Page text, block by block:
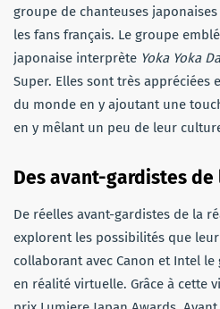
groupe de chanteuses
les fans français. Le groupe
japonaise interprète Yoka Yoka
Super. Elles sont très
du monde en y ajoutant une
en y mêlant un peu de leur
Des avant-gardistes
De réelles avant-gardistes de la
explorent les possibilités que
collaborant avec Canon et Intel
en réalité virtuelle. Grâce à cette